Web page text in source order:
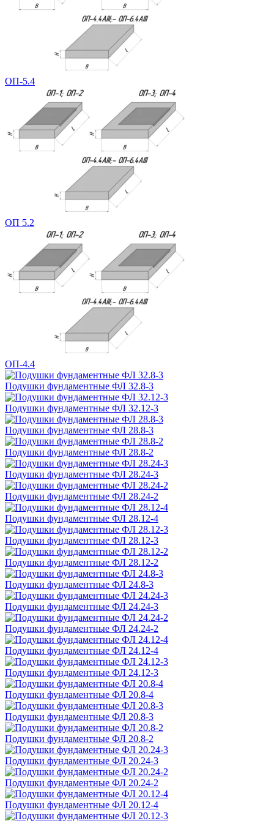
ОП-5.4
ОП 5.2
ОП-4.4
Подушки фундаментные ФЛ 32.8-3
Подушки фундаментные ФЛ 32.12-3
Подушки фундаментные ФЛ 28.8-3
Подушки фундаментные ФЛ 28.8-2
Подушки фундаментные ФЛ 28.24-3
Подушки фундаментные ФЛ 28.24-2
Подушки фундаментные ФЛ 28.12-4
Подушки фундаментные ФЛ 28.12-3
Подушки фундаментные ФЛ 28.12-2
Подушки фундаментные ФЛ 24.8-3
Подушки фундаментные ФЛ 24.24-3
Подушки фундаментные ФЛ 24.24-2
Подушки фундаментные ФЛ 24.12-4
Подушки фундаментные ФЛ 24.12-3
Подушки фундаментные ФЛ 20.8-4
Подушки фундаментные ФЛ 20.8-3
Подушки фундаментные ФЛ 20.8-2
Подушки фундаментные ФЛ 20.24-3
Подушки фундаментные ФЛ 20.24-2
Подушки фундаментные ФЛ 20.12-4